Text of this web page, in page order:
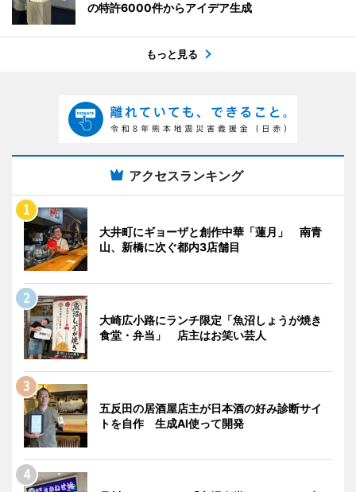
の特許6000件からアイデア生成
もっと見る
アクセスランキング
大井町にギョーザと創作中華「蓮月」 南青
山、新橋に次ぐ都内3店舗目
大崎広小路にランチ限定「魚沼しょうが焼き
食堂・弁当」 店主はお笑い芸人
五反田の居酒屋店主が日本酒の好み診断サイ
トを自作 生成AI使って開発